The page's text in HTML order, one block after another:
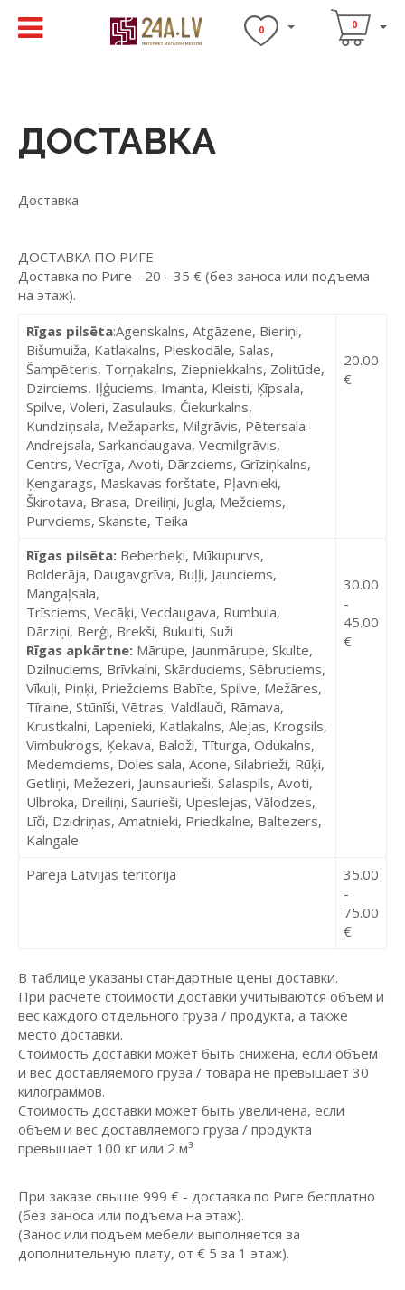
0 0
ДОСТАВКА
Доставка
ДОСТАВКА ПО РИГЕ
Доставка по Риге - 20 - 35 € (без заноса или подъема
на этаж).
Rīgas pilsēta:Āgenskalns, Atgāzene, Bieriņi,
Bišumuiža, Katlakalns, Pleskodāle, Salas,
Šampēteris, Torņakalns, Ziepniekkalns, Zolitūde,
Dzirciems, Iļģuciems, Imanta, Kleisti, Ķīpsala,
Spilve, Voleri, Zasulauks, Čiekurkalns,
Kundziņsala, Mežaparks, Milgrāvis, Pētersala-
Andrejsala, Sarkandaugava, Vecmilgrāvis,
Centrs, Vecrīga, Avoti, Dārzciems, Grīziņkalns,
Ķengarags, Maskavas forštate, Pļavnieki,
Škirotava, Brasa, Dreiliņi, Jugla, Mežciems,
Purvciems, Skanste, Teika
20.00
€
Rīgas pilsēta: Beberbeķi, Mūkupurvs,
Bolderāja, Daugavgrīva, Buļļi, Jaunciems,
Mangaļsala,
Trīsciems, Vecāķi, Vecdaugava, Rumbula,
Dārziņi, Berģi, Brekši, Bukulti, Suži
Rīgas apkārtne: Mārupe, Jaunmārupe, Skulte,
Dzilnuciems, Brīvkalni, Skārduciems, Sēbruciems,
Vīkuļi, Piņķi, Priežciems Babīte, Spilve, Mežāres,
Tīraine, Stūnīši, Vētras, Valdlauči, Rāmava,
Krustkalni, Lapenieki, Katlakalns, Alejas, Krogsils,
Vimbukrogs, Ķekava, Baloži, Tīturga, Odukalns,
Medemciems, Doles sala, Acone, Silabrieži, Rūķi,
Getliņi, Mežezeri, Jaunsaurieši, Salaspils, Avoti,
Ulbroka, Dreiliņi, Saurieši, Upeslejas, Vālodzes,
Līči, Dzidriņas, Amatnieki, Priedkalne, Baltezers,
Kalngale
30.00
-
45.00
€
Pārējā Latvijas teritorija
35.00
-
75.00
€
В таблице указаны стандартные цены доставки.
При расчете стоимости доставки учитываются объем и
вес каждого отдельного груза / продукта, а также
место доставки.
Стоимость доставки может быть снижена, если объем
и вес доставляемого груза / товара не превышает 30
килограммов.
Стоимость доставки может быть увеличена, если
объем и вес доставляемого груза / продукта
превышает 100 кг или 2 м³
При заказе свыше 999 € - доставка по Риге бесплатно
(без заноса или подъема на этаж).
(Занос или подъем мебели выполняется за
дополнительную плату, от € 5 за 1 этаж).